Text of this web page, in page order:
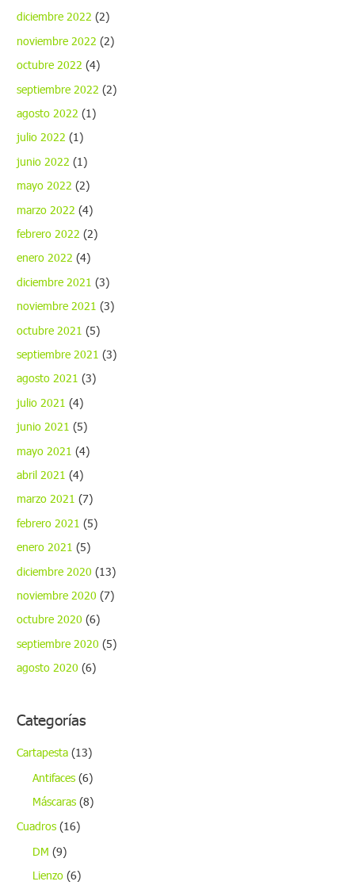
diciembre 2022 (2)
noviembre 2022 (2)
octubre 2022 (4)
septiembre 2022 (2)
agosto 2022 (1)
julio 2022 (1)
junio 2022 (1)
mayo 2022 (2)
marzo 2022 (4)
febrero 2022 (2)
enero 2022 (4)
diciembre 2021 (3)
noviembre 2021 (3)
octubre 2021 (5)
septiembre 2021 (3)
agosto 2021 (3)
julio 2021 (4)
junio 2021 (5)
mayo 2021 (4)
abril 2021 (4)
marzo 2021 (7)
febrero 2021 (5)
enero 2021 (5)
diciembre 2020 (13)
noviembre 2020 (7)
octubre 2020 (6)
septiembre 2020 (5)
agosto 2020 (6)
Categorías
Cartapesta (13)
Antifaces (6)
Máscaras (8)
Cuadros (16)
DM (9)
Lienzo (6)